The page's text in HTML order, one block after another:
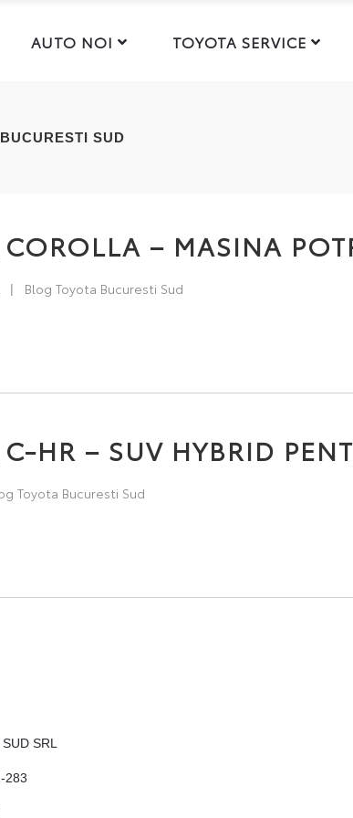
AUTO NOI TOYOTA SERVICE
SUD
– MASINA
Blog Toyota Bucuresti Sud
HR – SUV HYBRID
Toyota Bucuresti Sud
SRL
283